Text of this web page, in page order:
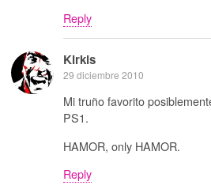
Reply
Kirkis
29 diciembre 2010
Mi truño favorito
PS1.
HAMOR, only HAMOR.
Reply